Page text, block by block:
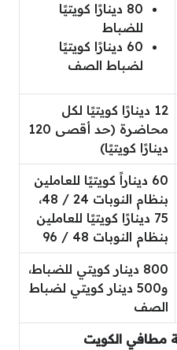
80 دينارًا كويتيًا
للضباط
60 دينارًا كويتيًا
لضباط الصف
12 دينارًا كويتيًا لكل
محاضرة (حد أقصى 120
دينارًا كويتيًا)
60 ديناراً كويتيًا للعاملين
بنظام النوبات 24 / 48،
75 دينارًا كويتيًا للعاملين
بنظام النوبات 48 / 96
800 دينار كويتي للضباط،
و500 دينار كويتي لضباط
الصف
مطافي الكويت